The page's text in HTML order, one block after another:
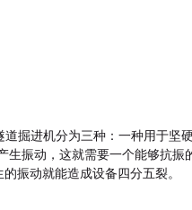
掘进机分为三种：一种用于坚
振动，这就需要一个能够抗
振动就能造成设备四分五裂。